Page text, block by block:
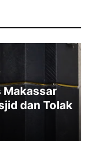
Makassar
dan Tolak